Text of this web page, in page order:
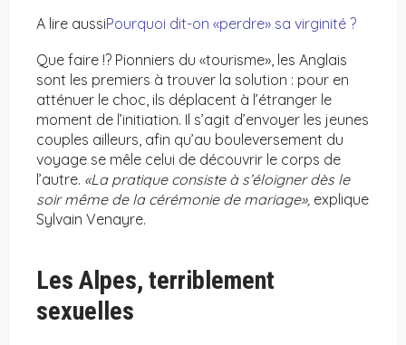
A lire aussiPourquoi dit-on «perdre» sa virginité ?
Que faire !? Pionniers du «tourisme», les Anglais
sont les premiers à trouver la solution : pour en
atténuer le choc, ils déplacent à l’étranger le
moment de l’initiation. Il s’agit d’envoyer les jeunes
couples ailleurs, afin qu’au bouleversement du
voyage se mêle celui de découvrir le corps de
l’autre. «La pratique consiste à s’éloigner dès le
soir même de la cérémonie de mariage», explique
Sylvain Venayre.
Les Alpes, terriblement
sexuelles